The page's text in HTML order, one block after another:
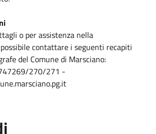
o per assistenza nella
contattare i seguenti recapiti
del Comune di Marsciano:
270/271 -